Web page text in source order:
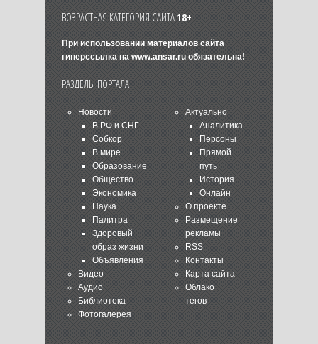
ВОЗРАСТНАЯ КАТЕГОРИЯ САЙТА18+
При использовании материалов сайта
гиперссылка на www.ansar.ruобязательна!
РАЗДЕЛЫ ПОРТАЛА
Новости
В РФ и СНГ
Собкор
В мире
Образование
Общество
Экономика
Наука
Палитра
Здоровый
образ жизни
Объявления
Видео
Аудио
Библиотека
Фотогалерея
Актуально
Аналитика
Персоны
Прямой
путь
История
Онлайн
О проекте
Размещение
рекламы
RSS
Контакты
Карта сайта
Облако
тегов